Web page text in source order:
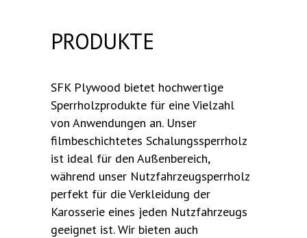
PRODUKTE
SFK Plywood bietet hochwertige
Sperrholzprodukte für eine Vielzahl
von Anwendungen an. Unser
filmbeschichtetes Schalungssperrholz
ist ideal für den Außenbereich,
während unser Nutzfahrzeugsperrholz
perfekt für die Verkleidung der
Karosserie eines jeden Nutzfahrzeugs
geeignet ist. Wir bieten auch